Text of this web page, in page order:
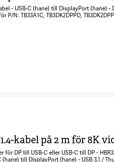
- USB-C (hane) till DisplayPort (hane)
P/N: TB33A1C, TB3DK2DPPD,
kabel på 2 m för 8K
DP till USB-C eller USB-C till DP -
till DisplayPort (hane) - USB 3.1 /